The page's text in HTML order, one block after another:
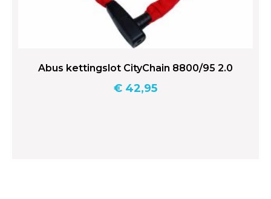
Abus kettingslot CityChain 8800/95 2.0
€ 42,95